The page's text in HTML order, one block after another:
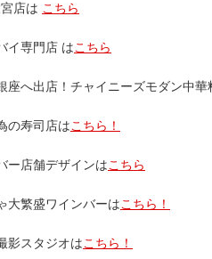
店は こちら
イ専門店 はこちら
座へ出店！チャイニーズモダン中華
の寿司店はこちら！
ー店舗デザインはこちら
大繁盛ワインバーはこちら！
影スタジオはこちら！